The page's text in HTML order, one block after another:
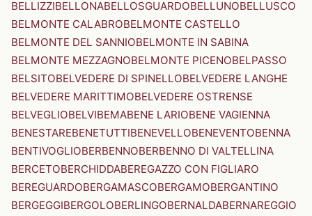
BELLIZZIBELLONABELLOSGUARDOBELLUNOBELLUSCO
BELMONTE CALABROBELMONTE CASTELLO
BELMONTE DEL SANNIOBELMONTE IN SABINA
BELMONTE MEZZAGNOBELMONTE PICENOBELPASSO
BELSITOBELVEDERE DI SPINELLOBELVEDERE LANGHE
BELVEDERE MARITTIMOBELVEDERE OSTRENSE
BELVEGLIOBELVIBEMABENE LARIOBENE VAGIENNA
BENESTAREBENETUTTIBENEVELLOBENEVENTOBENNA
BENTIVOGLIOBERBENNOBERBENNO DI VALTELLINA
BERCETOBERCHIDDABEREGAZZO CON FIGLIARO
BEREGUARDOBERGAMASCOBERGAMOBERGANTINO
BERGEGGIBERGOLOBERLINGOBERNALDABERNAREGGIO